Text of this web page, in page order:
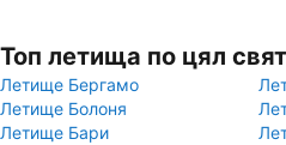
Топ летища по цял свят
Летище Бергамо
Летище Болоня
Летище Бари